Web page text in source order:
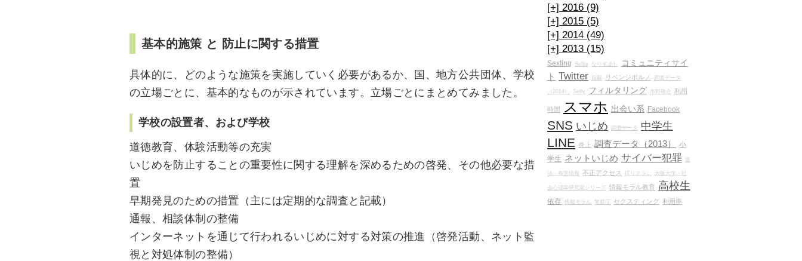
基本的施策 と 防止に関する措置
具体的に、どのような施策を実施していく必要があるか、国、地方公共団体、学校
の立場ごとに、基本的なものが示されています。立場ごとにまとめてみました。
学校の設置者、および学校
道徳教育、体験活動等の充実
いじめを防止することの重要性に関する理解を深めるための啓発、その他必要な措
置
早期発見のための措置（主には定期的な調査と記載）
通報、相談体制の整備
インターネットを通じて行われるいじめに対する対策の推進（啓発活動、ネット監
視と対処体制の整備）
[+] 2016 (9)
[+] 2015 (5)
[+] 2014 (49)
[+] 2013 (15)
Sexting Selfie なりすまし
コミュニティサイ
ト Twitter 自殺 リベンジポルノ 調査データ
（2014） Selfy フィルタリング 市野敬介 利用
時間 スマホ 出会い系 Facebook
SNS いじめ 調査データ 中学生
LINE 炎上 調査データ（2013）
小
学生 ネットいじめ サイバー犯罪 違
法・有害情報 不正アクセス ITリテラシ 大阪大学・社
会心理学研究室シリーズ 情報モラル教育 高校生
依存 情報モラル 警察庁 セクスティング 利用率